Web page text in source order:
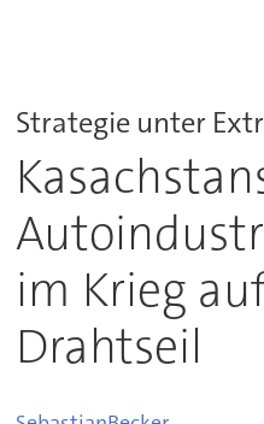
Strategie unter
im Krieg
Drahtseil